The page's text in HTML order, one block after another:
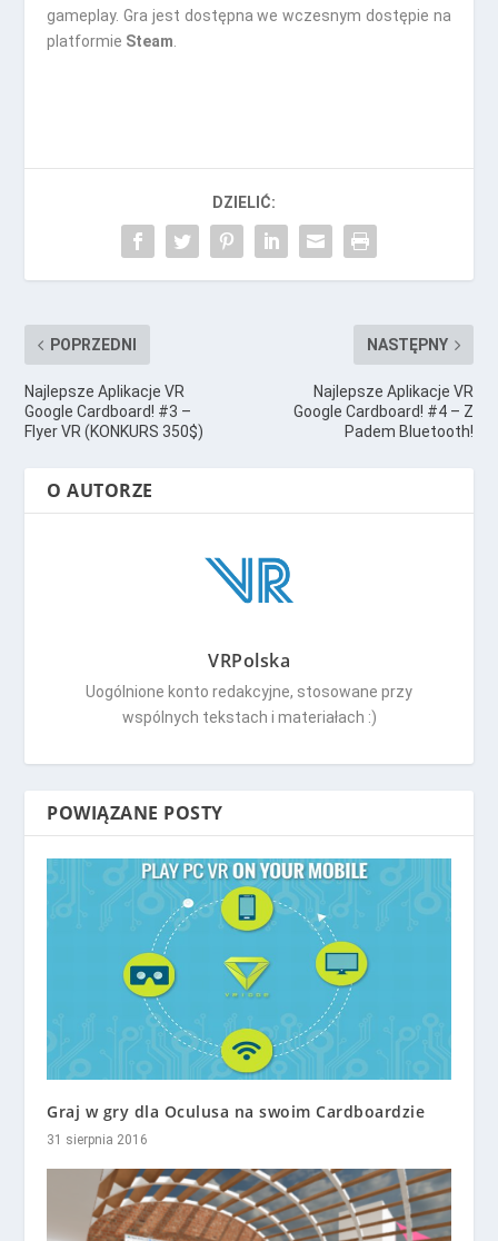
gameplay. Gra jest dostępna we wczesnym dostępie na
platformie Steam
DZIELIĆ:
POPRZEDNI
Najlepsze Aplikacje VR
Google Cardboard! #3 –
Flyer VR (KONKURS 350$)
NASTĘPNY
Najlepsze Aplikacje VR
Google Cardboard! #4 – Z
Padem Bluetooth!
O AUTORZE
VRPolska
Uogólnione konto redakcyjne, stosowane przy
wspólnych tekstach i materiałach :)
POWIĄZANE POSTY
Graj w gry dla Oculusa na swoim Cardboardzie
31 sierpnia 2016